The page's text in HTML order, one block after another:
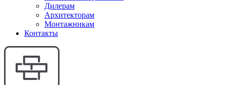
Дилерам
Архитекторам
Монтажникам
Контакты